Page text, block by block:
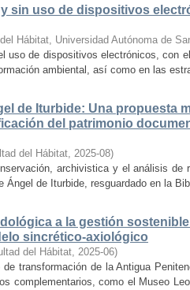
sin uso de dispositivos
Hábitat, Universidad Autónoma de
uso de dispositivos electrónicos, con
ambiental, así como en las
de Iturbide: Una propuesta
del patrimonio
del Hábitat, 2025-08)
archivistica y el análisis de
Ángel de Iturbide, resguardado en la
a la gestión
sincrético-axiológico
del Hábitat, 2025-06)
transformación de la Antigua
complementarios, como el Museo